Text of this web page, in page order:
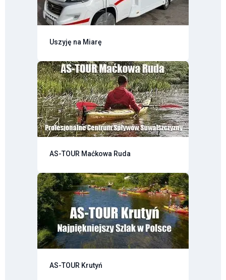
Uszyję na Miarę
AS-TOUR Maćkowa Ruda
AS-TOUR Krutyń